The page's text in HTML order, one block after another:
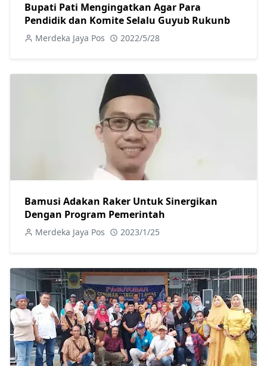
Bupati Pati Mengingatkan Agar Para
Pendidik dan Komite Selalu Guyub Rukunb
Merdeka Jaya Pos 2022/5/28
Bamusi Adakan Raker Untuk Sinergikan
Dengan Program Pemerintah
Merdeka Jaya Pos 2023/1/25